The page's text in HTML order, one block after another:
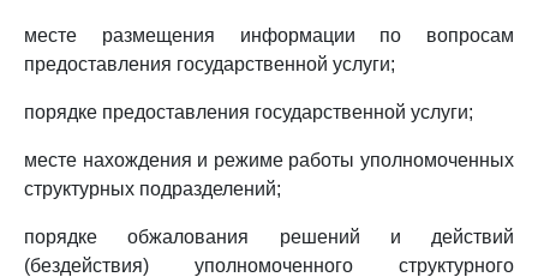
месте размещения информации по вопросам
предоставления государственной услуги;
порядке предоставления государственной услуги;
месте нахождения и режиме работы уполномоченных
структурных подразделений;
порядке обжалования решений и действий
(бездействия) уполномоченного структурного